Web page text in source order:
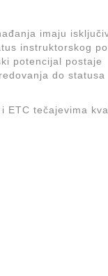
imaju
instruktorskog
potencijal postaje
do statusa
ETC tečajevima